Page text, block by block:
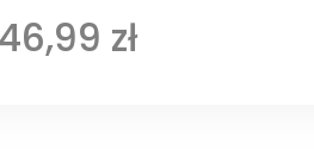
Cena
46,99 zł